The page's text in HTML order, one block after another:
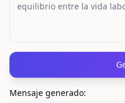
Mensaje generado: